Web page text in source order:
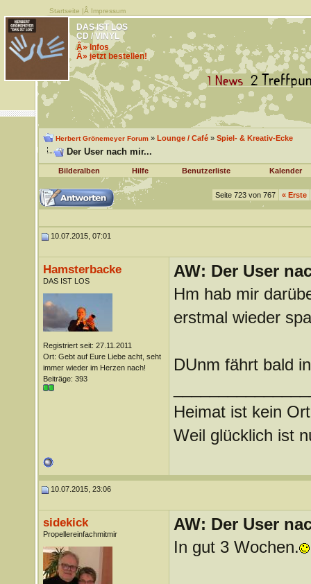
Startseite |Â Impressum
DAS IST LOS
CD / VINYL
Â» Infos
Â» jetzt bestellen!
Herbert Grönemeyer Forum» Lounge / Café» Spiel- & Kreativ-Ecke
Der User nach mir...
Bilderalben Hilfe Benutzerliste Kalender
Seite 723 von 767 «Erste
10.07.2015, 07:01
Hamsterbacke
DAS IST LOS
Registriert seit: 27.11.2011
Ort: Gebt auf Eure Liebe acht, seht
immer wieder im Herzen nach!
Beiträge: 393
AW: Der User
Hm hab mir
erstmal wieder
DUnm fährt bald
Heimat ist kein
Weil glücklich ist
10.07.2015, 23:06
sidekick
Propellereinfachmitmir
AW: Der User
In gut 3 Wochen.